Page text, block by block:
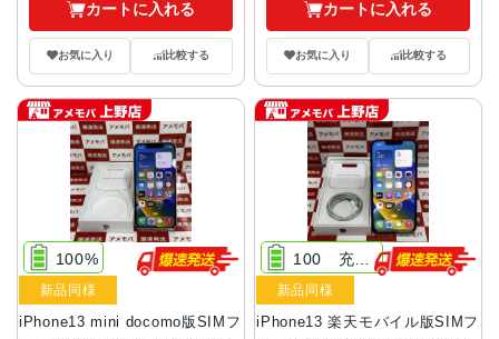
カートに入れる
お気に入り 比較する
カートに入れる
お気に入り 比較する
iPhone13 mini docomo版SIMフ
100%
新品同様
iPhone13 楽天モバイル版SIMフ
100 充電16回
新品同様